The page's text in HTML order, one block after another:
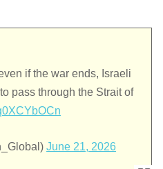
if the war ends, Israeli
pass through the Strait of
June 21, 2026